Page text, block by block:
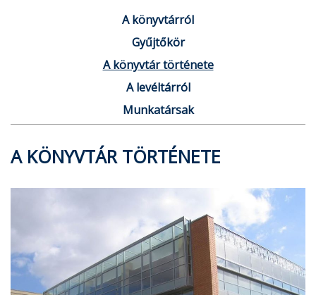
A könyvtárról
Gyűjtőkör
A könyvtár története
A levéltárról
Munkatársak
A KÖNYVTÁR TÖRTÉNETE